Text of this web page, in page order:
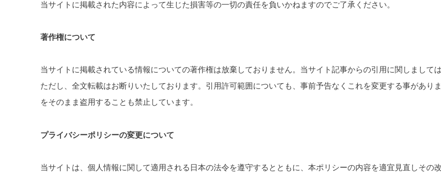
当サイトに掲載された内容によって生じた損害等の一切の責任を負いかねますのでご了承ください。
著作権について
当サイトに掲載されている情報についての著作権は放棄しておりません。当サイト記事からの引用に関しまして
ただし、全文転載はお断りいたしております。引用許可範囲についても、事前予告なくこれを変更する事があり
をそのまま盗用することも禁止しています。
プライバシーポリシーの変更について
当サイトは、個人情報に関して適用される日本の法令を遵守するとともに、本ポリシーの内容を適宜見直しその改